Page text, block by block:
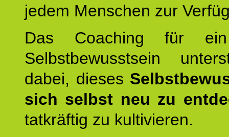
jedem Menschen zur
Das Coaching für
Selbstbewusstsein
dabei, dieses
sich selbst neu zu
tatkräftig zu kultivieren.